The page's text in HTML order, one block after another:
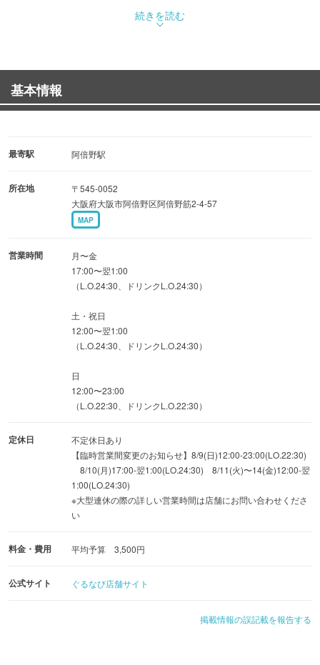
【名物】こく旨塩もつ煮込み
赤から小腸
ネギ塩にんにくのがつ芯
続きを読む
基本情報
最寄駅 阿倍野駅
所在地
〒545-0052
大阪府大阪市阿倍野区阿倍野筋2-4-57
MAP
営業時間
月〜金
17:00〜翌1:00
（L.O.24:30、ドリンクL.O.24:30）
土・祝日
12:00〜翌1:00
（L.O.24:30、ドリンクL.O.24:30）
日
12:00〜23:00
（L.O.22:30、ドリンクL.O.22:30）
定休日
不定休日あり
【臨時営業間変更のお知らせ】8/9(日)12:00-23:00(LO.22:30)
8/10(月)17:00-翌1:00(LO.24:30) 8/11(火)〜14(金)12:00-翌
1:00(LO.24:30)
※大型連休の際の詳しい営業時間は店舗にお問い合わせくださ
い
料金・費用 平均予算 3,500円
公式サイト ぐるなび店舗サイト
掲載情報の誤記載を報告する